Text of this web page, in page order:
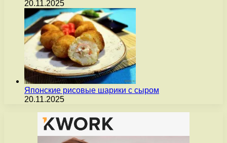
20.11.2025
Японские рисовые шарики с сыром
20.11.2025